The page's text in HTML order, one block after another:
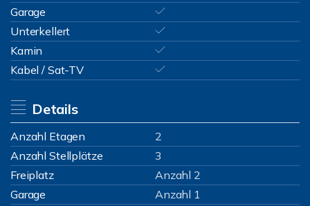
Garage
Unterkellert
Kamin
Kabel / Sat-TV
Details
Anzahl Etagen
2
Anzahl Stellplätze
3
Freiplatz
Anzahl 2
Garage
Anzahl 1